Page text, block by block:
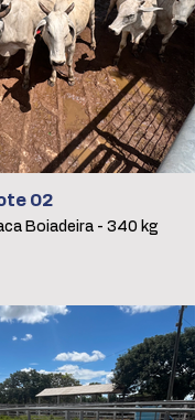
02
Boiadeira - 340 kg